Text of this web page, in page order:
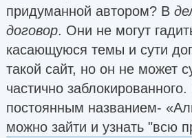
придуманной автором? В
договор. Они не могут
касающуюся темы и сути
такой сайт, но он не может
частично
постоянным названием-
можно зайти и узнать "всю